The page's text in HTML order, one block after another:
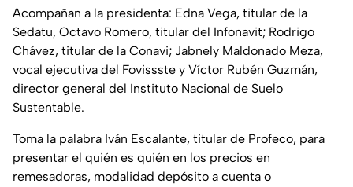
Acompañan a la presidenta: Edna Vega, titular de la
Sedatu, Octavo Romero, titular del Infonavit; Rodrigo
Chávez, titular de la Conavi; Jabnely Maldonado Meza,
vocal ejecutiva del Fovissste y Víctor Rubén Guzmán,
director general del Instituto Nacional de Suelo
Sustentable.
Toma la palabra Iván Escalante, titular de Profeco, para
presentar el quién es quién en los precios en
remesadoras, modalidad depósito a cuenta o